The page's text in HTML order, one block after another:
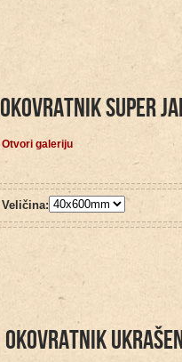
OKOVRATNIK SUPER
Otvori galeriju
Veličina:
OKOVRATNIK